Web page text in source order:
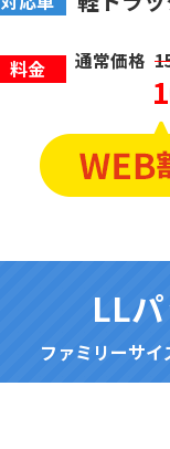
料金 通常価格
LL
ファミリーサ